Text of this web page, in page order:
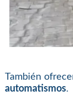
También
automatismos.